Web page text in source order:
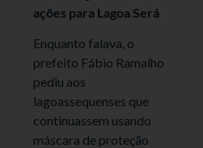
ações para Lagoa Será
Enquanto falava, o
prefeito Fábio Ramalho
pediu aos
lagoassequenses que
continuassem usando
máscara de proteção